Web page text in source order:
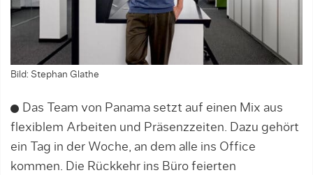
Bild: Stephan Glathe
Das Team von Panama setzt auf einen Mix aus
flexiblem Arbeiten und Präsenzzeiten. Dazu gehört
ein Tag in der Woche, an dem alle ins Office
kommen. Die Rückkehr ins Büro feierten